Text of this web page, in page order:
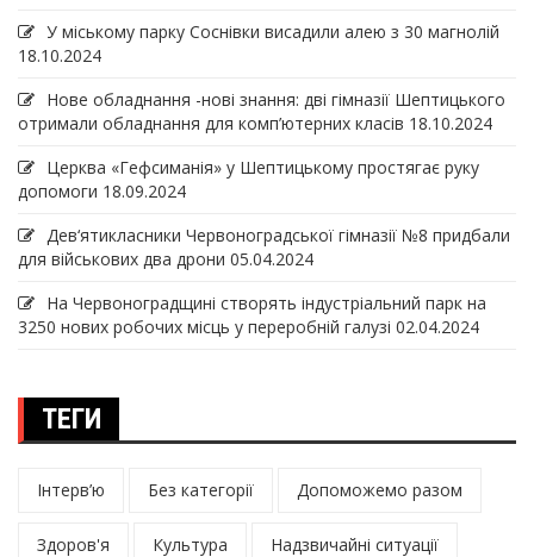
У міському парку Соснівки висадили алею з 30 магнолій
18.10.2024
Нове обладнання -нові знання: дві гімназії Шептицького
отримали обладнання для комп’ютерних класів 18.10.2024
Церква «Гефсиманія» у Шептицькому простягає руку
допомоги 18.09.2024
Дев‘ятикласники Червоноградської гімназії №8 придбали
для військових два дрони 05.04.2024
На Червоноградщині створять індустріальний парк на
3250 нових робочих місць у переробній галузі 02.04.2024
ТЕГИ
Інтерв’ю Без категорії Допоможемо разом
Здоров'я Культура Надзвичайні ситуації